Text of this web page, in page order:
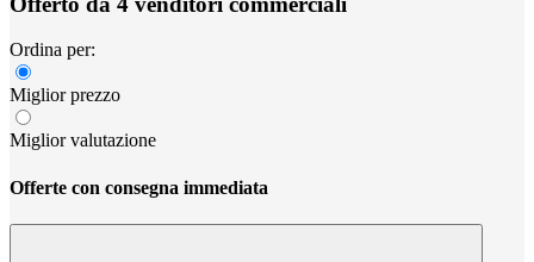
Ordina per:
Miglior prezzo
Miglior valutazione
Offerte con consegna immediata